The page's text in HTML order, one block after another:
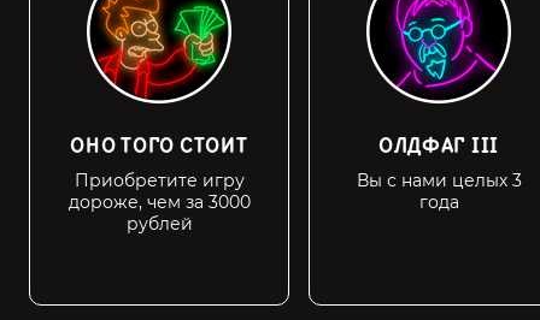
ОНО ТОГО СТОИТ
Приобретите игру
дороже, чем за 3000
рублей
ОЛДФАГ III
Вы с нами целых 3
года